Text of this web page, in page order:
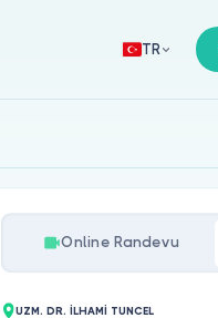
TR
Online Randevu
UZM. DR. İLHAMİ TUNCEL